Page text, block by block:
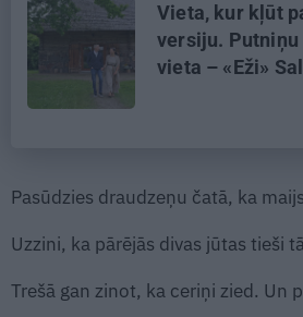
Vieta, kur kļūt
versiju. Putniņu
vieta – «Eži»
Pasūdzies draudzeņu čatā, ka
Uzzini, ka pārējās divas jūtas tieši
Trešā gan zinot, ka ceriņi zied. Un